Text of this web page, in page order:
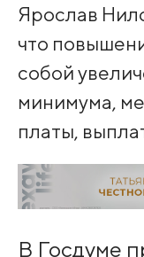
Ярослав
что
собой
минимума,
платы,
В Госдуме